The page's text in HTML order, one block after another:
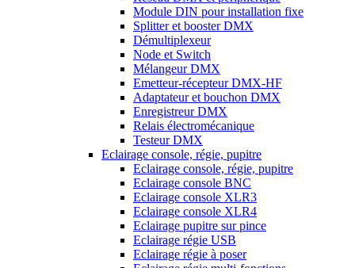
Module DIN pour installation fixe
Splitter et booster DMX
Démultiplexeur
Node et Switch
Mélangeur DMX
Emetteur-récepteur DMX-HF
Adaptateur et bouchon DMX
Enregistreur DMX
Relais électromécanique
Testeur DMX
Eclairage console, régie, pupitre
Eclairage console, régie, pupitre
Eclairage console BNC
Eclairage console XLR3
Eclairage console XLR4
Eclairage pupitre sur pince
Eclairage régie USB
Eclairage régie à poser